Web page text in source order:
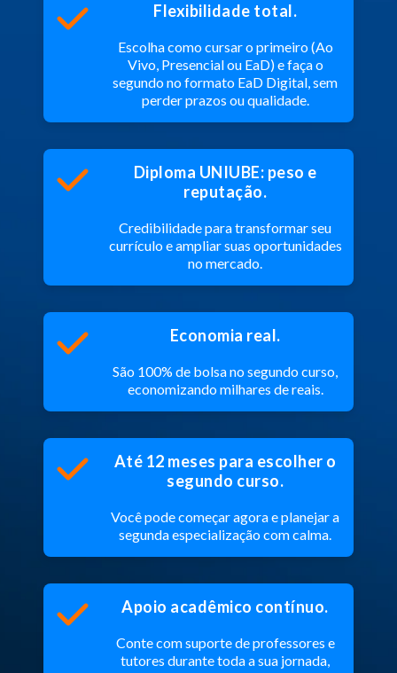
Flexibilidade total.
Escolha como cursar o primeiro (Ao
Vivo, Presencial ou EaD) e faça o
segundo no formato EaD Digital, sem
perder prazos ou qualidade.
Diploma UNIUBE: peso e
reputação.
Credibilidade para transformar seu
currículo e ampliar suas oportunidades
no mercado.
Economia real.
São 100% de bolsa no segundo curso,
economizando milhares de reais.
Até 12 meses para escolher o
segundo curso.
Você pode começar agora e planejar a
segunda especialização com calma.
Apoio acadêmico contínuo.
Conte com suporte de professores e
tutores durante toda a sua jornada,